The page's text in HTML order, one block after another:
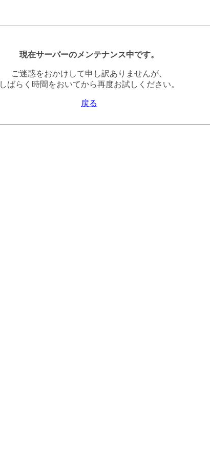
現在サーバーのメンテナンス中です。
ご迷惑をおかけして申し訳ありませんが、
しばらく時間をおいてから再度お試しください。
戻る